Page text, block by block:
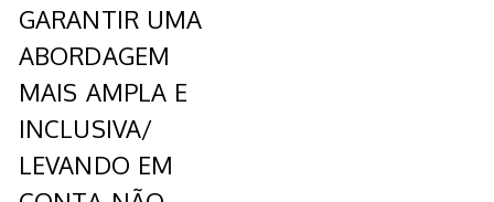
GARANTIR UMA
ABORDAGEM
MAIS AMPLA E
INCLUSIVA/
LEVANDO EM